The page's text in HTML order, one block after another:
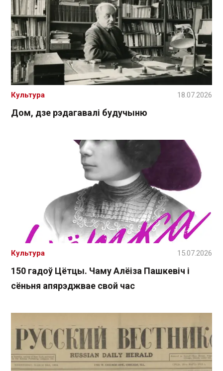
Дом, дзе рэдагавалі будучыню
Культура 18.07.2026
150 гадоў Цётцы. Чаму Алёіза Пашкевіч і
сёньня апярэджвае свой час
Культура 15.07.2026